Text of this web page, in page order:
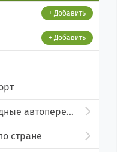
+ Добавить
+ Добавить
Международные автоперевозки
стране